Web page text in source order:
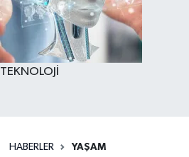
TEKNOLOJİ
HABERLER YAŞAM